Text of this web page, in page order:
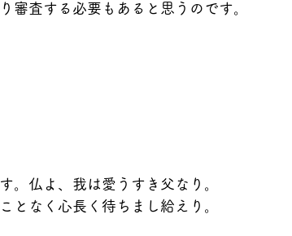
審査する必要もあると思うのです。
。仏よ、我は愛うすき父なり。
となく心長く待ちまし給えり。